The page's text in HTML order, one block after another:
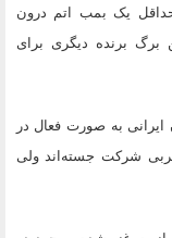
یک بمب اتم درون
برگ برنده دیگری برای
ایرانی به صورت فعال در
شرکت جسته‌اند ولی